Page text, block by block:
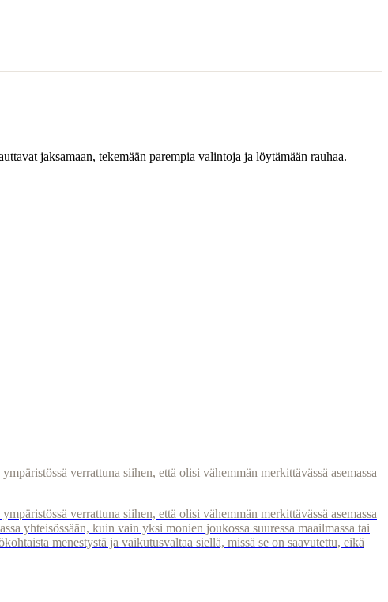
jaksamaan, tekemään parempia valintoja ja löytämään rauhaa.
verrattuna siihen, että olisi vähemmän merkittävässä asemassa
verrattuna siihen, että olisi vähemmän merkittävässä asemassa
yhteisössään, kuin vain yksi monien joukossa suuressa maailmassa tai
menestystä ja vaikutusvaltaa siellä, missä se on saavutettu, eikä